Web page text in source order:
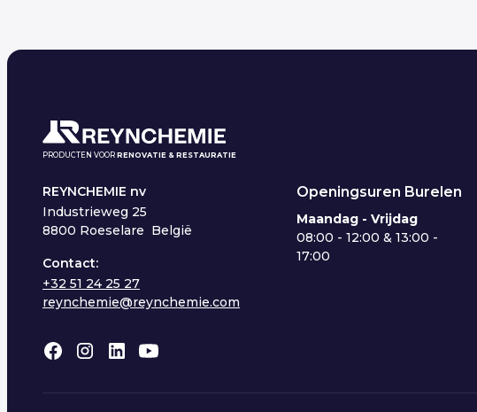
PRODUCTEN VOOR RENOVATIE & RESTAURATIE
REYNCHEMIE nv
Industrieweg 25
8800 Roeselare België
Contact:
+32 51 24 25 27
reynchemie@reynchemie.com
Openingsuren Burelen
Maandag - Vrijdag
08:00 - 12:00 & 13:00 -
17:00